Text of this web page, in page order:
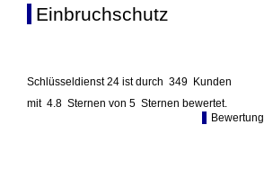
Einbruchschutz
Schlüsseldienst 24 ist durch 349 Kunden
mit 4.8 Sternen von 5 Sternen bewertet.
Bewertung